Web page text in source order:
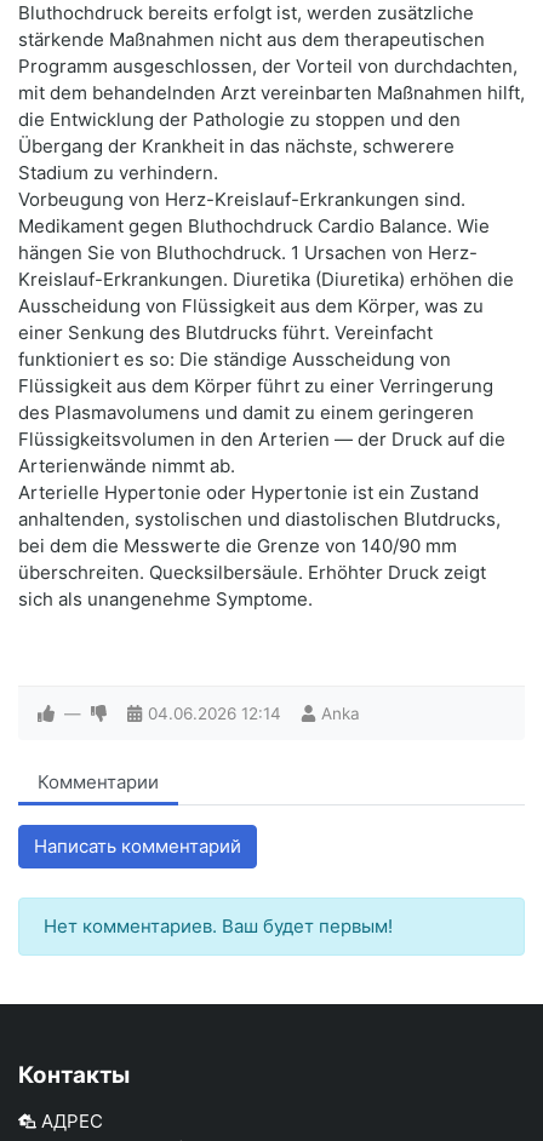
Bluthochdruck bereits erfolgt ist, werden zusätzliche
stärkende Maßnahmen nicht aus dem therapeutischen
Programm ausgeschlossen, der Vorteil von durchdachten,
mit dem behandelnden Arzt vereinbarten Maßnahmen hilft,
die Entwicklung der Pathologie zu stoppen und den
Übergang der Krankheit in das nächste, schwerere
Stadium zu verhindern.
Vorbeugung von Herz-Kreislauf-Erkrankungen sind.
Medikament gegen Bluthochdruck Cardio Balance. Wie
hängen Sie von Bluthochdruck. 1 Ursachen von Herz-
Kreislauf-Erkrankungen. Diuretika (Diuretika) erhöhen die
Ausscheidung von Flüssigkeit aus dem Körper, was zu
einer Senkung des Blutdrucks führt. Vereinfacht
funktioniert es so: Die ständige Ausscheidung von
Flüssigkeit aus dem Körper führt zu einer Verringerung
des Plasmavolumens und damit zu einem geringeren
Flüssigkeitsvolumen in den Arterien — der Druck auf die
Arterienwände nimmt ab.
Arterielle Hypertonie oder Hypertonie ist ein Zustand
anhaltenden, systolischen und diastolischen Blutdrucks,
bei dem die Messwerte die Grenze von 140/90 mm
überschreiten. Quecksilbersäule. Erhöhter Druck zeigt
sich als unangenehme Symptome.
— 04.06.2026 12:14 Anka
Комментарии
Написать комментарий
Нет комментариев. Ваш будет первым!
Контакты
АДРЕС